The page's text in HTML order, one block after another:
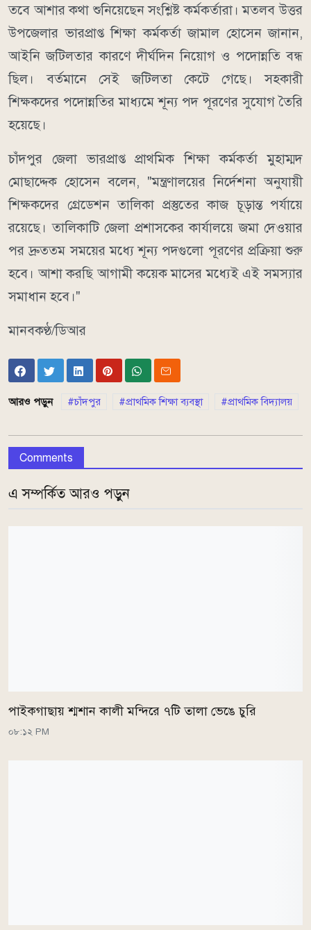
তবে আশার কথা শুনিয়েছেন সংশ্লিষ্ট কর্মকর্তারা। মতলব উত্তর
উপজেলার ভারপ্রাপ্ত শিক্ষা কর্মকর্তা জামাল হোসেন জানান,
আইনি জটিলতার কারণে দীর্ঘদিন নিয়োগ ও পদোন্নতি বন্ধ
ছিল। বর্তমানে সেই জটিলতা কেটে গেছে। সহকারী
শিক্ষকদের পদোন্নতির মাধ্যমে শূন্য পদ পূরণের সুযোগ তৈরি
হয়েছে।
চাঁদপুর জেলা ভারপ্রাপ্ত প্রাথমিক শিক্ষা কর্মকর্তা মুহাম্মদ
মোছাদ্দেক হোসেন বলেন, "মন্ত্রণালয়ের নির্দেশনা অনুযায়ী
শিক্ষকদের গ্রেডেশন তালিকা প্রস্তুতের কাজ চূড়ান্ত পর্যায়ে
রয়েছে। তালিকাটি জেলা প্রশাসকের কার্যালয়ে জমা দেওয়ার
পর দ্রুততম সময়ের মধ্যে শূন্য পদগুলো পূরণের প্রক্রিয়া শুরু
হবে। আশা করছি আগামী কয়েক মাসের মধ্যেই এই সমস্যার
সমাধান হবে।"
মানবকণ্ঠ/ডিআর
আরও পড়ুন চাঁদপুর প্রাথমিক শিক্ষা ব্যবস্থা প্রাথমিক বিদ্যালয়
Comments
এ সম্পর্কিত আরও পড়ুন
পাইকগাছায় শ্মশান কালী মন্দিরে ৭টি তালা ভেঙে চুরি
০৮:১২ PM